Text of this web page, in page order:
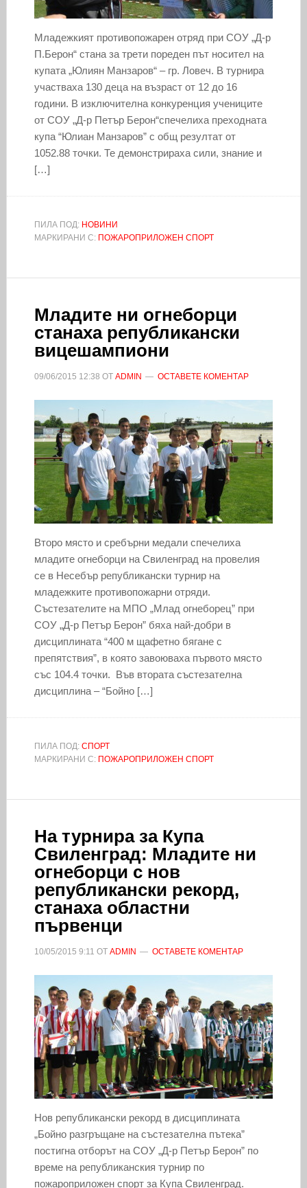
Младежкият противопожарен отряд при СОУ „Д-р
П.Берон“ стана за трети пореден път носител на
купата „Юлиян Манзаров“ – гр. Ловеч. В турнира
участваха 130 деца на възраст от 12 до 16
години. В изключителна конкуренция учениците
от СОУ „Д-р Петър Берон“спечелиха преходната
купа “Юлиан Манзаров” с общ резултат от
1052.88 точки. Те демонстрираха сили, знание и
[…]
ПИЛА ПОД: НОВИНИ
МАРКИРАНИ С: ПОЖАРОПРИЛОЖЕН СПОРТ
Младите ни огнеборци
станаха републикански
вицешампиони
09/06/2015 12:38 ОТ ADMIN ОСТАВЕТЕ КОМЕНТАР
Второ място и сребърни медали спечелиха
младите огнеборци на Свиленград на провелия
се в Несебър републикански турнир на
младежките противопожарни отряди.
Състезателите на МПО „Млад огнеборец” при
СОУ „Д-р Петър Берон” бяха най-добри в
дисциплината “400 м щафетно бягане с
препятствия”, в която завоюваха първото място
със 104.4 точки. Във втората състезателна
дисциплина – “Бойно […]
ПИЛА ПОД: СПОРТ
МАРКИРАНИ С: ПОЖАРОПРИЛОЖЕН СПОРТ
На турнира за Купа
Свиленград: Младите ни
огнеборци с нов
републикански рекорд,
станаха областни
първенци
10/05/2015 9:11 ОТ ADMIN ОСТАВЕТЕ КОМЕНТАР
Нов републикански рекорд в дисциплината
„Бойно разгръщане на състезателна пътека”
постигна отборът на СОУ „Д-р Петър Берон” по
време на републиканския турнир по
пожароприложен спорт за Купа Свиленград.